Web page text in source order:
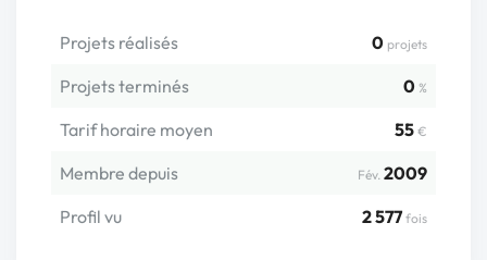
Projets réalisés 0 projets
Projets terminés 0 %
Tarif horaire moyen 55 €
Membre depuis Fév. 2009
Profil vu
2 577 fois